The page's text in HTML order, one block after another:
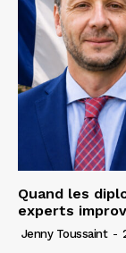
Quand les
experts
Jenny Toussaint -